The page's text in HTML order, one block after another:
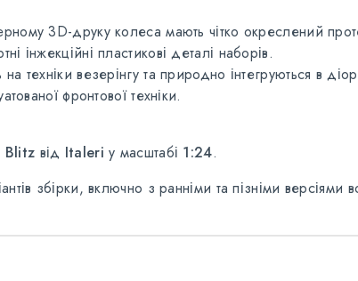
3D-друку колеса мають чітко окреслений
інжекційні пластикові деталі наборів.
техніки везерінгу та природно інтегруються в
фронтової техніки.
Blitz від Italeri у масштабі 1:24.
збірки, включно з ранніми та пізніми версіями